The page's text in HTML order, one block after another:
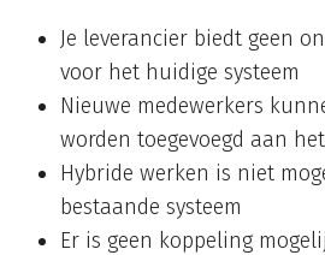
Je leverancier biedt geen
voor het huidige systeem
Nieuwe medewerkers
worden toegevoegd aan
Hybride werken is niet
bestaande systeem
Er is geen koppeling